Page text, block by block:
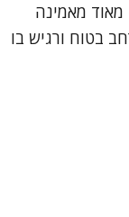
מאוד מאמינה
בטוח ורגיש בו